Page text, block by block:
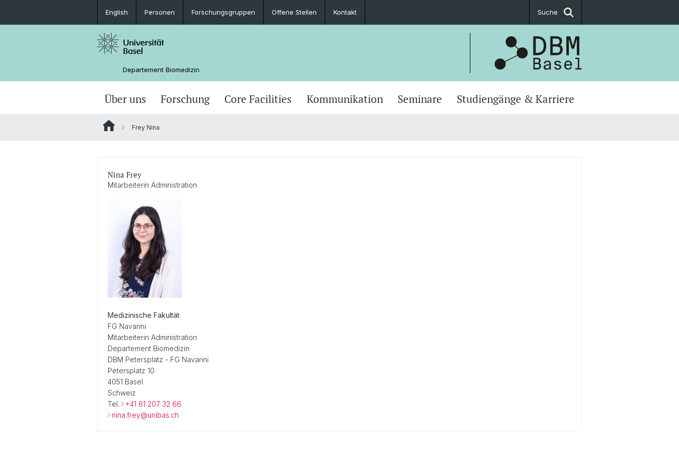
English Personen Forschungsgruppen Offene Stellen Kontakt Suche
Departement Biomedizin
Über uns Forschung Core Facilities Kommunikation Seminare Studiengänge & Karriere
Frey Nina
Nina Frey
Mitarbeiterin Administration
Medizinische Fakultät
FG Navarini
Mitarbeiterin Administration
Departement Biomedizin
DBM Petersplatz - FG Navarini
Petersplatz 10
4051 Basel
Schweiz
Tel.
+41 61 207 32 66
nina.frey@unibas.ch